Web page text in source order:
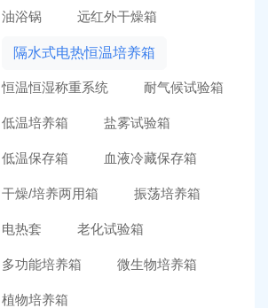
油浴锅 远红外干燥箱
隔水式电热恒温培养箱
恒温恒湿称重系统 耐气候试验箱
低温培养箱 盐雾试验箱
低温保存箱 血液冷藏保存箱
干燥/培养两用箱 振荡培养箱
电热套 老化试验箱
多功能培养箱 微生物培养箱
植物培养箱